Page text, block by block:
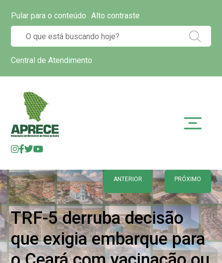
Pular para o conteúdo Alto contraste
Central de Atendimento
ANTERIOR PRÓXIMO
TRF-5 derruba decisão
que exigia embarque para